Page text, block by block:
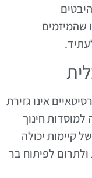
שהמיזמים
אינו גזירת
חינוך
קיימות יכולה
לפיתוח בר